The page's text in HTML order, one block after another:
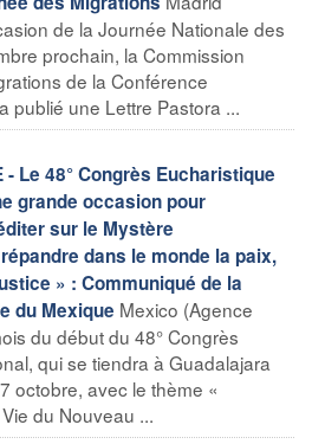
de la Journée Nationale des
prochain, la Commission
de la Conférence
publié une Lettre Pastora ...
- Le 48° Congrès Eucharistique
grande occasion pour
sur le Mystère
dans le monde la paix,
» : Communiqué de la
du Mexique Mexico (Agence
du début du 48° Congrès
qui se tiendra à Guadalajara
octobre, avec le thème «
du Nouveau ...